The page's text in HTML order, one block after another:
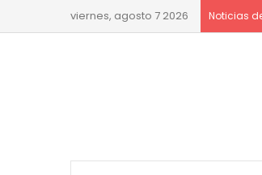
viernes, agosto 7 2026 Noticias